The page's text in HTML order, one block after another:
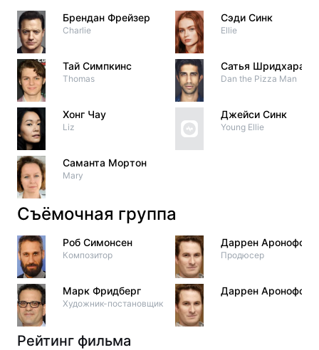
Брендан Фрейзер
Charlie
Тай Симпкинс
Thomas
Хонг Чау
Liz
Саманта Мортон
Mary
Сэди Синк
Ellie
Сатья Шридхаран
Dan the Pizza Man
Джейси Синк
Young Ellie
Съёмочная группа
Роб Симонсен
Композитор
Марк Фридберг
Художник-постановщик
Даррен Аронофски
Продюсер
Даррен Аронофски
Рейтинг фильма